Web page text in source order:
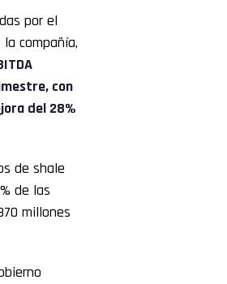
por el
compañía,
con
del 28%
de shale
de las
millones